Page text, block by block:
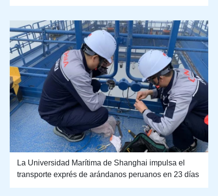
La Universidad Marítima de Shanghai impulsa el
transporte exprés de arándanos peruanos en 23 días